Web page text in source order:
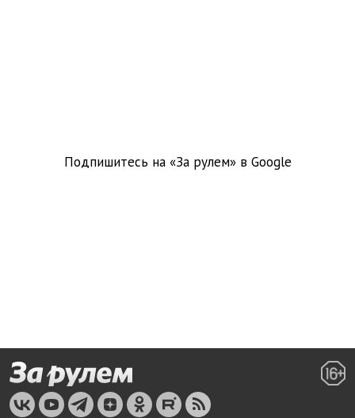
Подпишитесь на «За рулем» в Google